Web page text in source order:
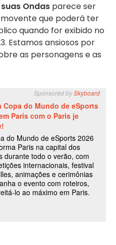
suas Ondas parece ser
que poderá ter
quando for exibido no
Estamos ansiosos por
as personagens e as